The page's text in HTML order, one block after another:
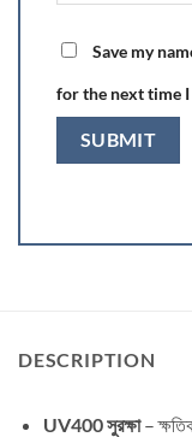
Save my
for the next time
DESCRIPTION
UV400 সুরক্ষা–